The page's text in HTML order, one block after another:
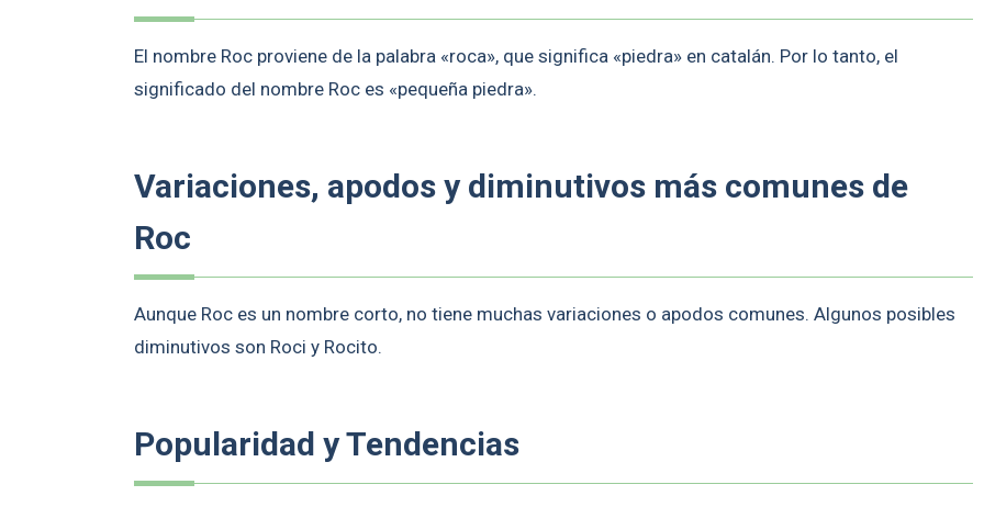
El nombre Roc proviene de la palabra «roca», que significa «piedra» en catalán. Por lo tanto, el
significado del nombre Roc es «pequeña piedra».
Variaciones, apodos y diminutivos más comunes de
Roc
Aunque Roc es un nombre corto, no tiene muchas variaciones o apodos comunes. Algunos posibles
diminutivos son Roci y Rocito.
Popularidad y Tendencias